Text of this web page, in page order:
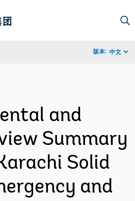
版本: 中文
and
Summary
Solid
and